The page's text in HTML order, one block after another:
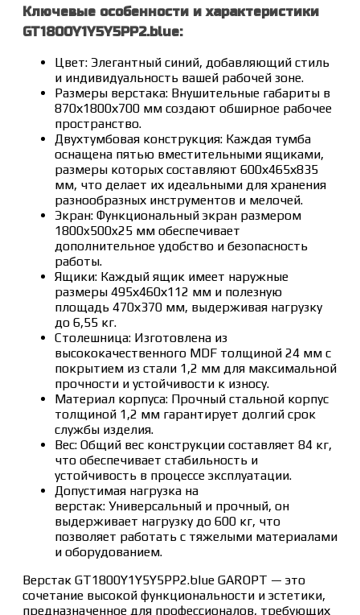
Ключевые особенности и характеристики
GT1800Y1Y5Y5PP2.blue:
Цвет: Элегантный синий, добавляющий стиль
и индивидуальность вашей рабочей зоне.
Размеры верстака: Внушительные габариты в
870х1800х700 мм создают обширное рабочее
пространство.
Двухтумбовая конструкция: Каждая тумба
оснащена пятью вместительными ящиками,
размеры которых составляют 600х465х835
мм, что делает их идеальными для хранения
разнообразных инструментов и мелочей.
Экран: Функциональный экран размером
1800x500x25 мм обеспечивает
дополнительное удобство и безопасность
работы.
Ящики: Каждый ящик имеет наружные
размеры 495х460х112 мм и полезную
площадь 470х370 мм, выдерживая нагрузку
до 6,55 кг.
Столешница: Изготовлена из
высококачественного MDF толщиной 24 мм с
покрытием из стали 1,2 мм для максимальной
прочности и устойчивости к износу.
Материал корпуса: Прочный стальной корпус
толщиной 1,2 мм гарантирует долгий срок
службы изделия.
Вес: Общий вес конструкции составляет 84 кг,
что обеспечивает стабильность и
устойчивость в процессе эксплуатации.
Допустимая нагрузка на
верстак: Универсальный и прочный, он
выдерживает нагрузку до 600 кг, что
позволяет работать с тяжелыми материалами
и оборудованием.
Верстак GT1800Y1Y5Y5PP2.blue GAROPT — это
сочетание высокой функциональности и эстетики,
предназначенное для профессионалов, требующих